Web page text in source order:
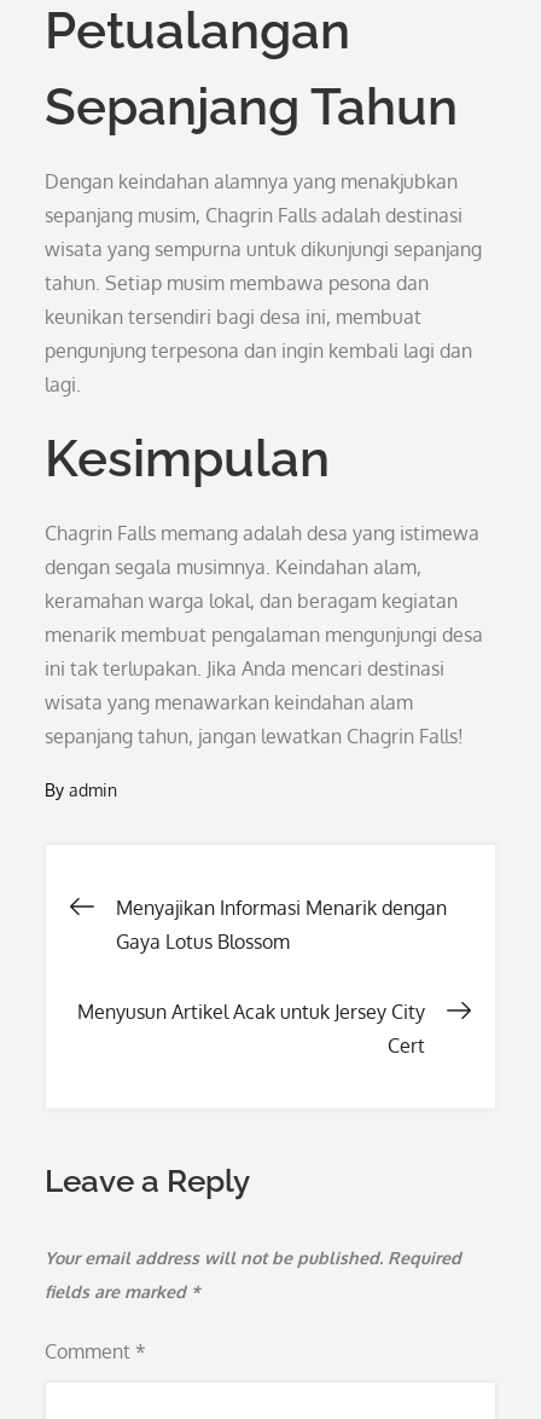
Petualangan
Sepanjang Tahun
Dengan keindahan alamnya yang menakjubkan
sepanjang musim, Chagrin Falls adalah destinasi
wisata yang sempurna untuk dikunjungi sepanjang
tahun. Setiap musim membawa pesona dan
keunikan tersendiri bagi desa ini, membuat
pengunjung terpesona dan ingin kembali lagi dan
lagi.
Kesimpulan
Chagrin Falls memang adalah desa yang istimewa
dengan segala musimnya. Keindahan alam,
keramahan warga lokal, dan beragam kegiatan
menarik membuat pengalaman mengunjungi desa
ini tak terlupakan. Jika Anda mencari destinasi
wisata yang menawarkan keindahan alam
sepanjang tahun, jangan lewatkan Chagrin Falls!
Byadmin
Post
Menyajikan Informasi Menarik dengan
Gaya Lotus Blossom
Menyusun Artikel Acak untuk Jersey City
Cert
Leave a Reply
Your email address will not be published. Required
fields are marked *
Comment *